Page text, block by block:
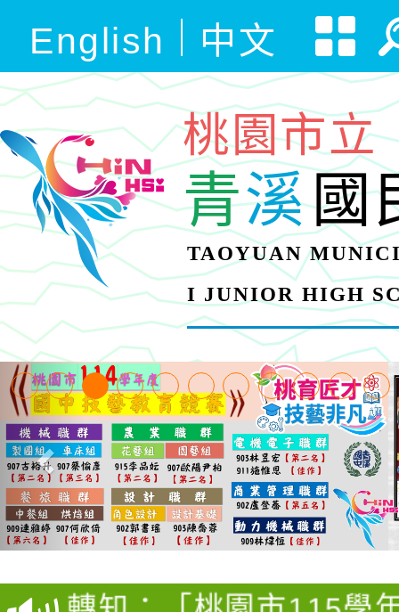
English 中文
桃園市立
青溪國
TAOYUAN
I JUNIOR HIGH
【甄選結果(第4招)】
學年度第1學期第9次代
結果(第4招)
【甄選結果(第12招)】
學年度第1學期第7次代
結果(第12招)
轉知：桃園市115學年
賽及師生本土語及新住
轉知：「桃園市115學